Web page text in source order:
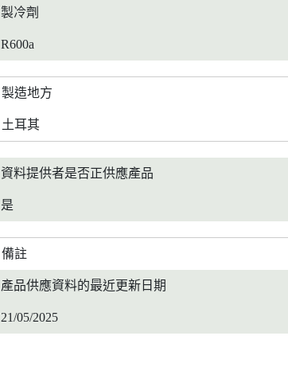
製冷劑
R600a
製造地方
土耳其
資料提供者是否正供應產品
是
備註
產品供應資料的最近更新日期
21/05/2025